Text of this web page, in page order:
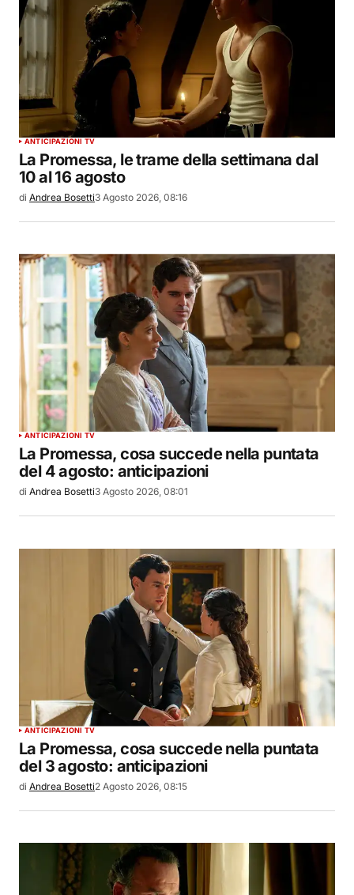
ANTICIPAZIONI TV
La Promessa, le trame della settimana dal
10 al 16 agosto
di Andrea Bosetti3 Agosto 2026, 08:16
ANTICIPAZIONI TV
La Promessa, cosa succede nella puntata
del 4 agosto: anticipazioni
di Andrea Bosetti3 Agosto 2026, 08:01
ANTICIPAZIONI TV
La Promessa, cosa succede nella puntata
del 3 agosto: anticipazioni
di Andrea Bosetti2 Agosto 2026, 08:15